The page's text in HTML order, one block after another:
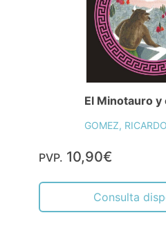
El Minotauro
GOMEZ, RICARDO
PVP. 10,90€
Consulta